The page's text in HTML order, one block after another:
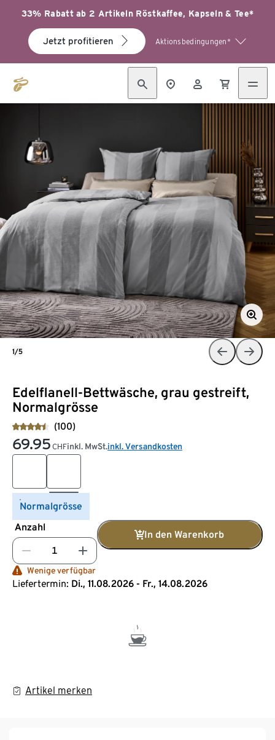
33% Rabatt ab 2 Artikeln Röstkaffee, Kapseln & Tee*
Jetzt profitieren Aktionsbedingungen*
Edelflanell-Bettwäsche, grau gestreift,
Normalgrösse
(100)
69.95 CHFinkl. MwSt.inkl. Versandkosten
Normalgrösse
Anzahl
In den Warenkorb
Wenige verfügbar
Liefertermin: Di., 11.08.2026 - Fr., 14.08.2026
Artikel merken
1/5